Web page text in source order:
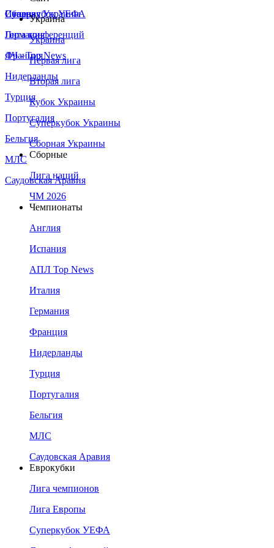
Сборная Украины
Италия
Германия
Франция
Нидерланды
Турция
Португалия
Бельгия
МЛС
Саудовская Аравия
Суперкубок УЕФА
Лига конференций
ЛЧ - Top News
Украина
Украина
Первая лига
Вторая лига
Кубок Украины
Суперкубок Украины
Сборная Украины
Сборные
Лига наций
ЧМ 2026
Чемпионаты
Англия
Испания
АПЛ Top News
Италия
Германия
Франция
Нидерланды
Турция
Португалия
Бельгия
МЛС
Саудовская Аравия
Еврокубки
Лига чемпионов
Лига Европы
Суперкубок УЕФА